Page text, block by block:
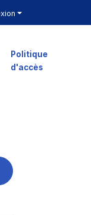
Politique
d'accès